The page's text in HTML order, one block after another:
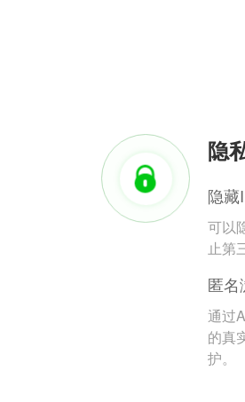
隐
隐藏
可以
止第
匿名
通过
的真
护。